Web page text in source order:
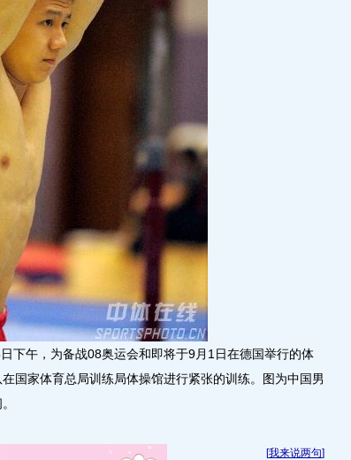
下午，为备战08奥运会和即将于9月1日在德国举行的体
国家体育总局训练局体操馆进行紧张的训练。图为中国男
[我来说两句]